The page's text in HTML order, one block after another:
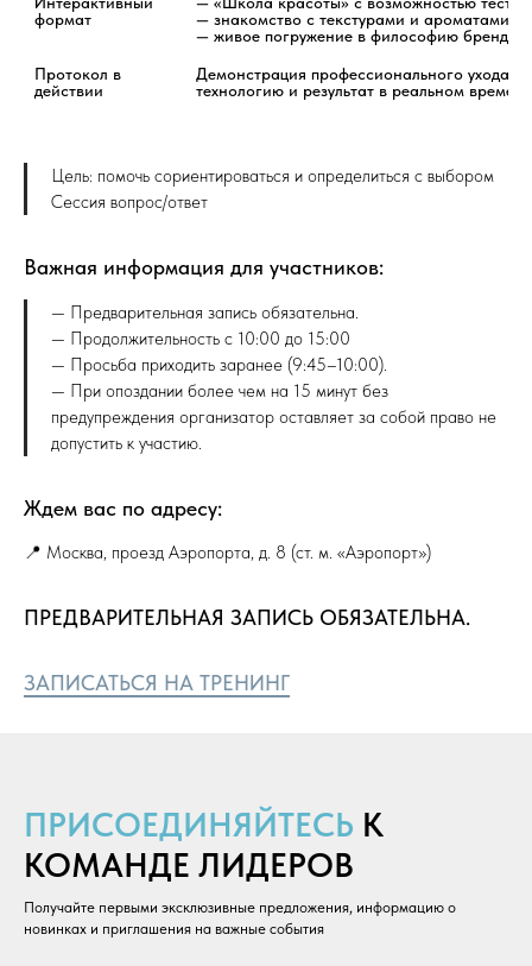
формат
— знакомство с текстурами и ароматами
— живое погружение в философию брендов
Протокол в
действии
Демонстрация профессионального ухода,
Цель: помочь сориентироваться и определиться с выбором
Сессия вопрос/ответ
Важная информация для участников:
— Предварительная запись обязательна.
— Продолжительность с 10:00 до 15:00
— Просьба приходить заранее (9:45–10:00).
— При опоздании более чем на 15 минут без
предупреждения организатор оставляет за собой право не
допустить к участию.
Ждем вас по адресу:
📍 Москва, проезд Аэропорта, д. 8 (ст. м. «Аэропорт»)
ПРЕДВАРИТЕЛЬНАЯ ЗАПИСЬ ОБЯЗАТЕЛЬНА.
ЗАПИСАТЬСЯ НА ТРЕНИНГ
ПРИСОЕДИНЯЙТЕСЬ К
КОМАНДЕ ЛИДЕРОВ
Получайте первыми эксклюзивные предложения, информацию о
новинках и приглашения на важные события
Академия ElmTree - академия ведущего
дистрибьютора
СПА-СПЕЦИАЛИСТОВ И
Все тренинги